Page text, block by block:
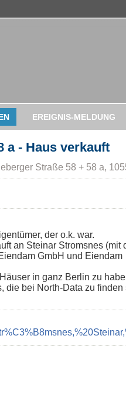
EREIGNIS-MELDUNG
a - Haus verkauft
Straße 58 + 58 a,
der o.k. war.
an Steinar Stromsnes (mit
GmbH und Eiendam
in ganz Berlin zu
die bei North-Data zu finden